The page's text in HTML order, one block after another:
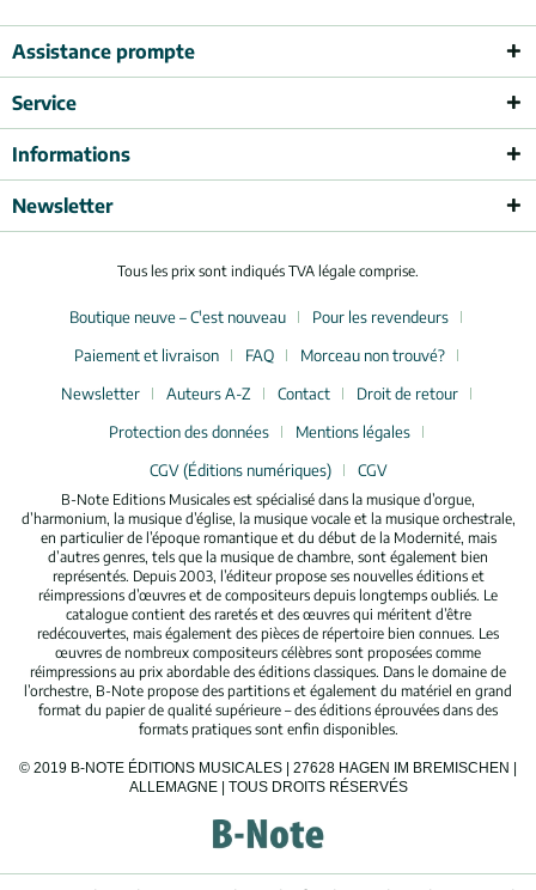
Assistance prompte
Service
Informations
Newsletter
Tous les prix sont indiqués TVA légale comprise.
Boutique neuve – C'est nouveau
Pour les revendeurs
Paiement et livraison
FAQ
Morceau non trouvé?
Newsletter
Auteurs A-Z Contact
Droit de retour
Protection des données
Mentions légales
CGV (Éditions numériques)
CGV
B-Note Editions Musicales est spécialisé dans la musique d’orgue,
d’harmonium, la musique d’église, la musique vocale et la musique orchestrale,
en particulier de l’époque romantique et du début de la Modernité, mais
d’autres genres, tels que la musique de chambre, sont également bien
représentés. Depuis 2003, l’éditeur propose ses nouvelles éditions et
réimpressions d’œuvres et de compositeurs depuis longtemps oubliés. Le
catalogue contient des raretés et des œuvres qui méritent d’être
redécouvertes, mais également des pièces de répertoire bien connues. Les
œuvres de nombreux compositeurs célèbres sont proposées comme
réimpressions au prix abordable des éditions classiques. Dans le domaine de
l’orchestre, B-Note propose des partitions et également du matériel en grand
format du papier de qualité supérieure – des éditions éprouvées dans des
formats pratiques sont enfin disponibles.
© 2019 B-NOTE ÉDITIONS MUSICALES | 27628 HAGEN IM BREMISCHEN |
ALLEMAGNE | TOUS DROITS RÉSERVÉS